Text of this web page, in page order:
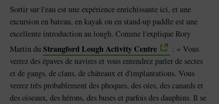
Sortir sur l'eau est une expérience enrichissante ici, et une
excursion en bateau, en kayak ou en stand-up paddle est une
excellente introduction au lough. Comme l'explique Rory
Martin du Strangford Lough Activity Centre
: « Vous
verrez des épaves de navires et vous entendrez parler de sectes
et de gangs, de clans, de châteaux et d'implantations. Vous
verrez très probablement des phoques, des oies, des canards et
des oiseaux, des hérons, des buses et parfois des dauphins. Il se